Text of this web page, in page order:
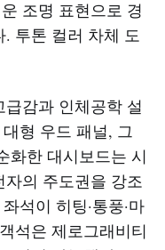
조명 표현으로 경
투톤 컬러 차체 도
감과 인체공학 설
형 우드 패널, 그
화한 대시보드는 시
의 주도권을 강조
석이 히팅·통풍·마
석은 제로그래비티